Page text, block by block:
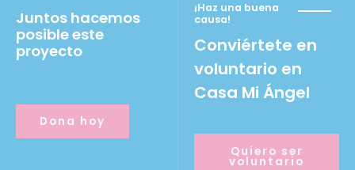
¡Haz una buena
causa!
Conviértete en
voluntario en
Casa Mi Ángel
Quiero ser
voluntario
Juntos hacemos
posible este
proyecto
Dona hoy